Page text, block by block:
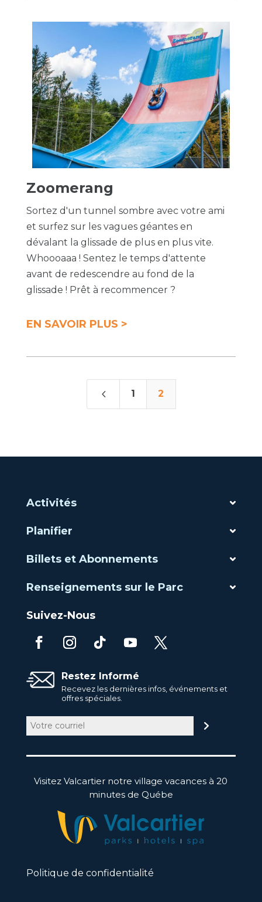
Zoomerang
Sortez d'un tunnel sombre avec votre ami
et surfez sur les vagues géantes en
dévalant la glissade de plus en plus vite.
Whoooaaa ! Sentez le temps d'attente
avant de redescendre au fond de la
glissade ! Prêt à recommencer ?
EN SAVOIR PLUS >
4 1 2
Activités
Planifier
Billets et Abonnements
Renseignements sur le Parc
Suivez-Nous
Restez Informé
Recevez les dernières infos, événements et
offres spéciales.
Courriel
(Nécessaire)
Visitez Valcartier notre village vacances à 20
minutes de Québe
Politique de confidentialité